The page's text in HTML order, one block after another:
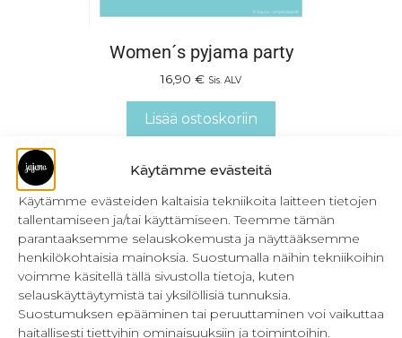
Käytämme evästeitä
Käytämme evästeiden kaltaisia tekniikoita laitteen tietojen
tallentamiseen ja/tai käyttämiseen. Teemme tämän
parantaaksemme selauskokemusta ja näyttääksemme
henkilökohtaisia mainoksia. Suostumalla näihin tekniikoihin
voimme käsitellä tällä sivustolla tietoja, kuten
selauskäyttäytymistä tai yksilöllisiä tunnuksia.
Suostumuksen epääminen tai peruuttaminen voi vaikuttaa
haitallisesti tiettyihin ominaisuuksiin ja toimintoihin.
Women´s pyjama party
16,90 € Sis. ALV
Lisää ostoskoriin